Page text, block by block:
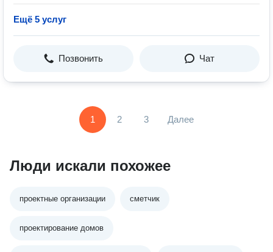
Ещё 5 услуг
Позвонить Чат
1 2 3 Далее
Люди искали похожее
проектные организации сметчик
проектирование домов